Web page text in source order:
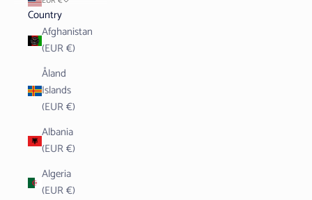
Country
Afghanistan
(EUR €)
Åland
Islands
(EUR €)
Albania
(EUR €)
Algeria
(EUR €)